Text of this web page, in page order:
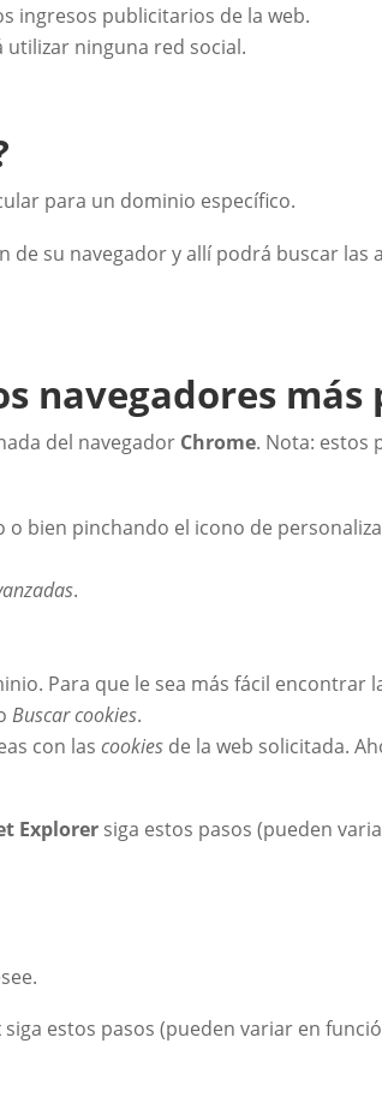
ingresos publicitarios de la web.
utilizar ninguna red social.
para un dominio específico.
de su navegador y allí podrá buscar las
navegadores más
del navegador Chrome. Nota: estos
bien pinchando el icono de
.
Para que le sea más fácil encontrar
Buscar cookies.
con lascookies de la web solicitada.
Explorer siga estos pasos (pueden
siga estos pasos (pueden variar en